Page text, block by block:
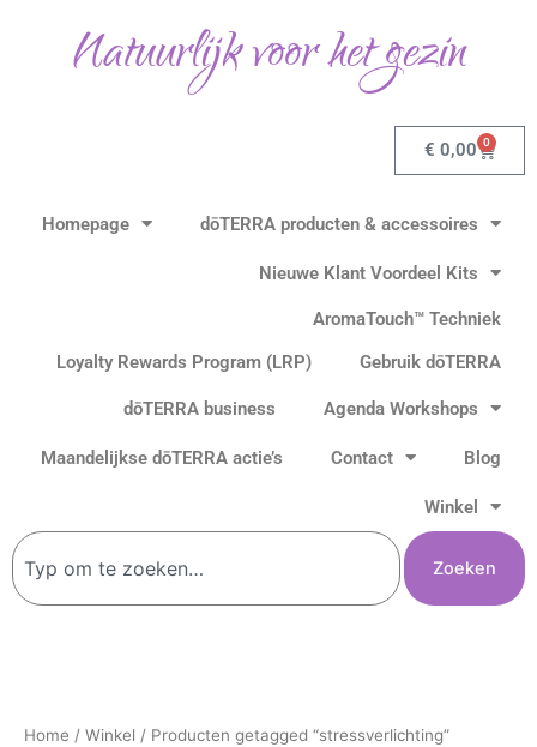
Natuurlijk voor het gezin
€ 0,00 0
Homepage dōTERRA producten & accessoires
Nieuwe Klant Voordeel Kits
AromaTouch™ Techniek
Loyalty Rewards Program (LRP)
Gebruik dōTERRA
dōTERRA business Agenda Workshops
Maandelijkse dōTERRA actie’s Contact Blog
Winkel
Zoeken
Zoeken
Home / Winkel / Producten getagged “stressverlichting”